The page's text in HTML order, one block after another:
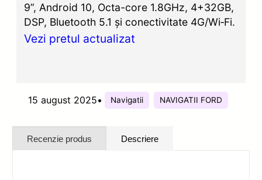
9”, Android 10, Octa-core 1.8GHz, 4+32GB,
DSP, Bluetooth 5.1 și conectivitate 4G/Wi‑Fi.
Vezi pretul actualizat
15 august 2025• Navigatii NAVIGATII FORD
Recenzie produs Descriere